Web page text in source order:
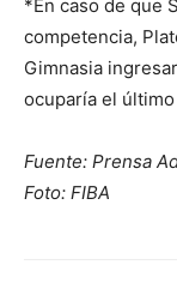
*En caso de que
competencia,
Gimnasia
ocuparía el
Fuente: Prensa
Foto: FIBA